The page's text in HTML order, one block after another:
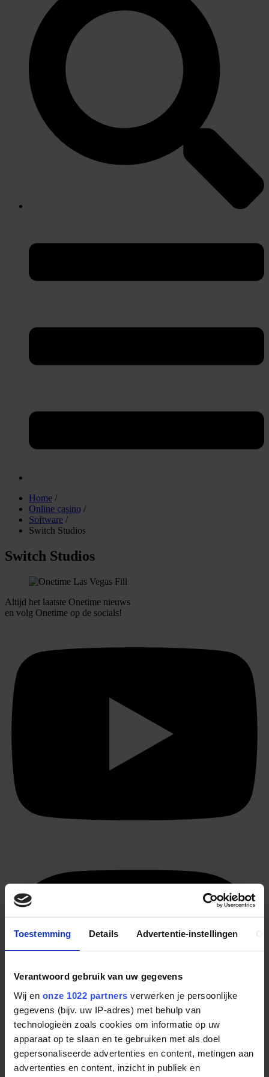
Toestemming Details Advertentie-instellingen
Verantwoord gebruik van uw gegevens
Wij en onze 1022 partners verwerken je persoonlijke
gegevens (bijv. uw IP-adres) met behulp van
technologieën zoals cookies om informatie op uw
apparaat op te slaan en te gebruiken met als doel
gepersonaliseerde advertenties en content, metingen aan
advertenties en content, inzicht in publiek en
Home /
Online casino /
Software /
Switch Studios
Switch Studios
Altijd het laatste Onetime nieuws
en volg Onetime op de socials!